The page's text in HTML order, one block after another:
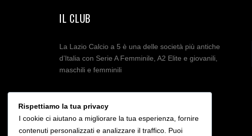
IL CLUB
La Lazio Calcio a 5 è una delle società più antiche
d’Italia con Serie A Femminile, A2 Elite e giovanili,
maschili e femminili
Rispettiamo la tua privacy
I cookie ci aiutano a migliorare la tua esperienza, fornire
contenuti personalizzati e analizzare il traffico. Puoi